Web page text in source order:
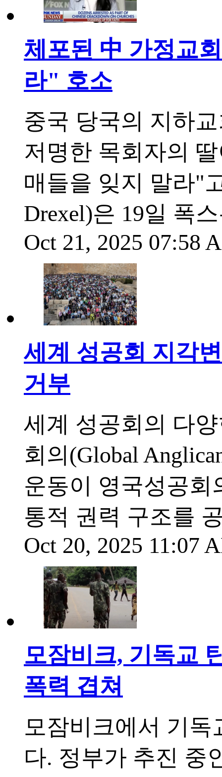
체포된 中 가정교
라" 호소
중국 당국의 지하
저명한 목회자의
매들을 잊지 말라"
Drexel)은 19일 폭
Oct 21, 2025 07:58
세계 성공회 지각
거부
세계 성공회의 다
회의(Global
운동이 영국성공회
통적 권력 구조를
Oct 20, 2025 11:07
모잠비크, 기독교
폭력 겹쳐
모잠비크에서 기독
다. 정부가 추진 중